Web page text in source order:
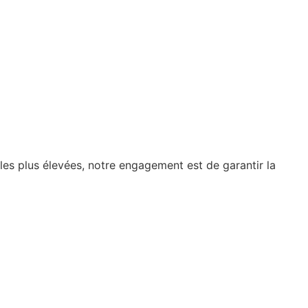
plus élevées, notre engagement est de garantir la